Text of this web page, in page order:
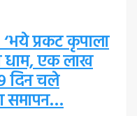
‘भये प्रकट कृपाला
धाम, एक लाख
दिन चले
समापन…